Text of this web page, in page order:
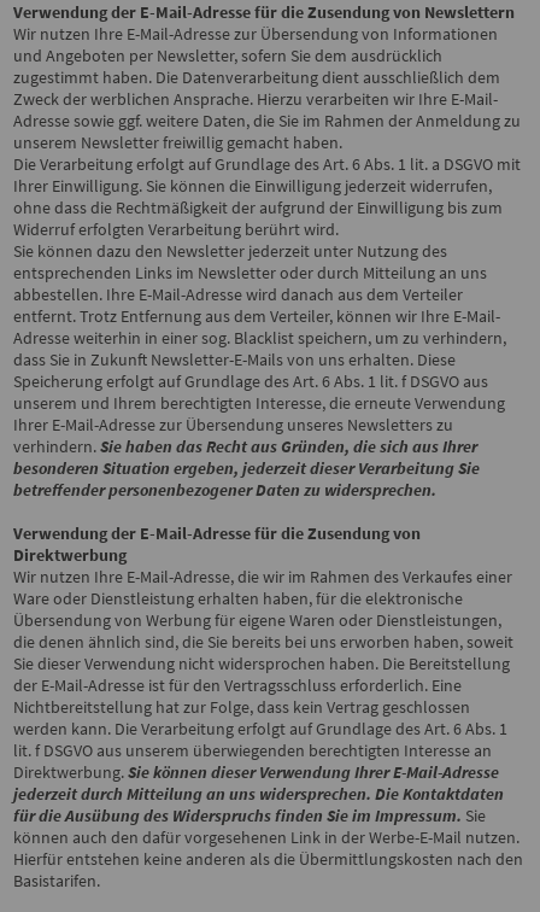
Verwendung der E-Mail-Adresse für die Zusendung von Newslettern
Wir nutzen Ihre E-Mail-Adresse zur Übersendung von Informationen
und Angeboten per Newsletter, sofern Sie dem ausdrücklich
zugestimmt haben. Die Datenverarbeitung dient ausschließlich dem
Zweck der werblichen Ansprache. Hierzu verarbeiten wir Ihre E-Mail-
Adresse sowie ggf. weitere Daten, die Sie im Rahmen der Anmeldung zu
unserem Newsletter freiwillig gemacht haben.
Die Verarbeitung erfolgt auf Grundlage des Art. 6 Abs. 1 lit. a DSGVO mit
Ihrer Einwilligung. Sie können die Einwilligung jederzeit widerrufen,
ohne dass die Rechtmäßigkeit der aufgrund der Einwilligung bis zum
Widerruf erfolgten Verarbeitung berührt wird.
Sie können dazu den Newsletter jederzeit unter Nutzung des
entsprechenden Links im Newsletter oder durch Mitteilung an uns
abbestellen. Ihre E-Mail-Adresse wird danach aus dem Verteiler
entfernt. Trotz Entfernung aus dem Verteiler, können wir Ihre E-Mail-
Adresse weiterhin in einer sog. Blacklist speichern, um zu verhindern,
dass Sie in Zukunft Newsletter-E-Mails von uns erhalten. Diese
Speicherung erfolgt auf Grundlage des Art. 6 Abs. 1 lit. f DSGVO aus
unserem und Ihrem berechtigten Interesse, die erneute Verwendung
Ihrer E-Mail-Adresse zur Übersendung unseres Newsletters zu
verhindern.Sie haben das Recht aus Gründen, die sich aus Ihrer
besonderen Situation ergeben, jederzeit dieser Verarbeitung Sie
betreffender personenbezogener Daten zu widersprechen.
Verwendung der E-Mail-Adresse für die Zusendung von
Direktwerbung
Wir nutzen Ihre E-Mail-Adresse, die wir im Rahmen des Verkaufes einer
Ware oder Dienstleistung erhalten haben, für die elektronische
Übersendung von Werbung für eigene Waren oder Dienstleistungen,
die denen ähnlich sind, die Sie bereits bei uns erworben haben, soweit
Sie dieser Verwendung nicht widersprochen haben. Die Bereitstellung
der E-Mail-Adresse ist für den Vertragsschluss erforderlich. Eine
Nichtbereitstellung hat zur Folge, dass kein Vertrag geschlossen
werden kann. Die Verarbeitung erfolgt auf Grundlage des Art. 6 Abs. 1
lit. f DSGVO aus unserem überwiegenden berechtigten Interesse an
Direktwerbung.Sie können dieser Verwendung Ihrer E-Mail-Adresse
jederzeit durch Mitteilung an uns widersprechen. Die Kontaktdaten
für die Ausübung des Widerspruchs finden Sie im Impressum. Sie
können auch den dafür vorgesehenen Link in der Werbe-E-Mail nutzen.
Hierfür entstehen keine anderen als die Übermittlungskosten nach den
Basistarifen.